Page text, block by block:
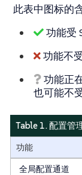
此表中图标的
功能受
功能不
功能正
也可能不
Table 1. 配置管
功能
全局配置通道